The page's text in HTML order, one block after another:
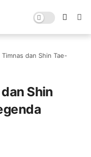
Timnas dan Shin Tae-
Shin